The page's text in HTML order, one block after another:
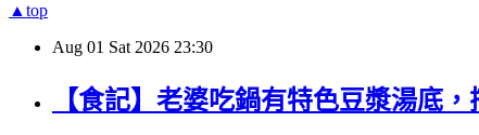
▲top
Aug 01 Sat 2026 23:30
【食記】老婆吃鍋有特色豆漿湯底